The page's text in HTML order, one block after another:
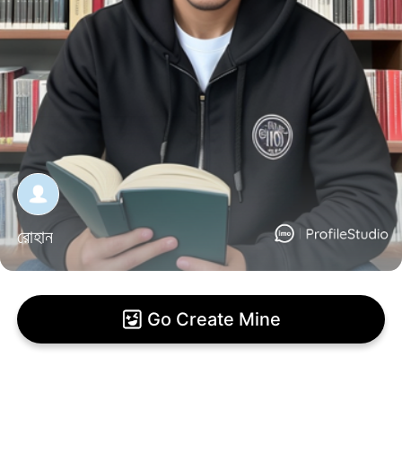
রোহান
Go Create Mine